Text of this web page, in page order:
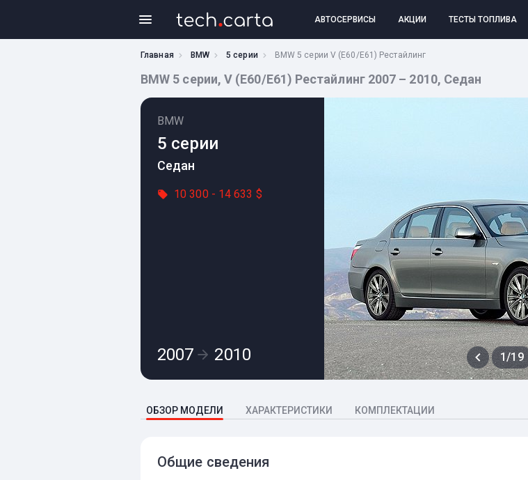
АВТОСЕРВИСЫ АКЦИИ ТЕСТЫ ТОПЛИВА
Главная BMW 5 серии BMW 5 серии V (E60/E61) Рестайлинг
BMW 5 серии, V (E60/E61) Рестайлинг 2007 – 2010, Седан
BMW
5 серии
Седан
10 300 - 14 633 $
2007 2010 1/19
ОБЗОР МОДЕЛИ ХАРАКТЕРИСТИКИ КОМПЛЕКТАЦИИ
Общие сведения